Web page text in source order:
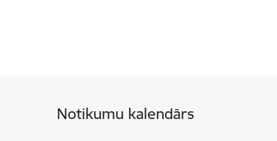
Notikumu kalendārs